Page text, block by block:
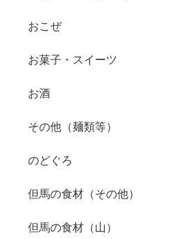
おこぜ
お菓子・スイーツ
お酒
その他（麺類等）
のどぐろ
但馬の食材（その他）
但馬の食材（山）